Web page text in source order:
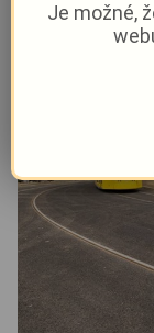
Peggy Kýrová
Je možné,